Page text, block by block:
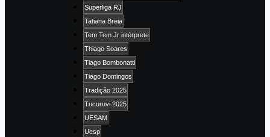
Superliga RJ
Tatiana Breia
Tem Tem Jr intérprete
Thiago Soares
Tiago Bombonatti
Tiago Domingos
Tradição 2025
Tucuruvi 2025
UESAM
Uesp